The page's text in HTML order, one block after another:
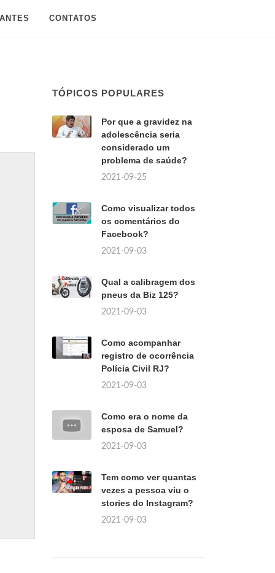
CONTATOS
TÓPICOS POPULARES
Por que a gravidez na
adolescência seria
considerado um
problema de saúde?
2021-09-25
Como visualizar todos
os comentários do
Facebook?
2021-09-03
Qual a calibragem dos
pneus da Biz 125?
2021-09-03
Como acompanhar
registro de ocorrência
Polícia Civil RJ?
2021-09-03
Como era o nome da
esposa de Samuel?
2021-09-03
Tem como ver quantas
vezes a pessoa viu o
stories do Instagram?
2021-09-03